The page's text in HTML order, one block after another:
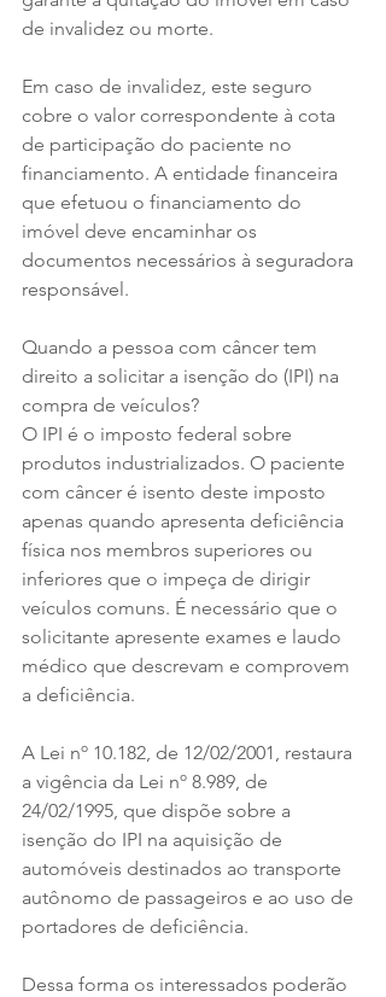
de invalidez ou morte.
Em caso de invalidez, este seguro
cobre o valor correspondente à cota
de participação do paciente no
financiamento. A entidade financeira
que efetuou o financiamento do
imóvel deve encaminhar os
documentos necessários à seguradora
responsável.
Quando a pessoa com câncer tem
direito a solicitar a isenção do (IPI) na
compra de veículos?
O IPI é o imposto federal sobre
produtos industrializados. O paciente
com câncer é isento deste imposto
apenas quando apresenta deficiência
física nos membros superiores ou
inferiores que o impeça de dirigir
veículos comuns. É necessário que o
solicitante apresente exames e laudo
médico que descrevam e comprovem
a deficiência.
A Lei nº 10.182, de 12/02/2001, restaura
a vigência da Lei nº 8.989, de
24/02/1995, que dispõe sobre a
isenção do IPI na aquisição de
automóveis destinados ao transporte
autônomo de passageiros e ao uso de
portadores de deficiência.
Dessa forma os interessados poderão